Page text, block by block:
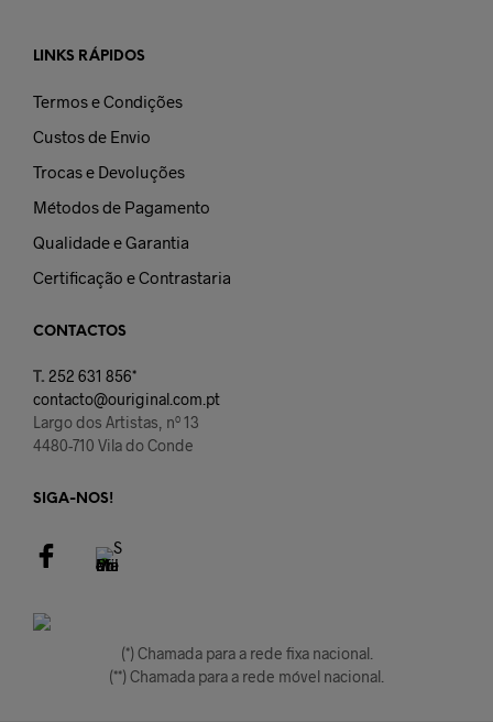
LINKS RÁPIDOS
Termos e Condições
Custos de Envio
Trocas e Devoluções
Métodos de Pagamento
Qualidade e Garantia
Certificação e Contrastaria
CONTACTOS
T. 252 631 856*
contacto@ouriginal.com.pt
Largo dos Artistas, nº 13
4480-710 Vila do Conde
SIGA-NOS!
(*) Chamada para a rede fixa nacional.
(**) Chamada para a rede móvel nacional.